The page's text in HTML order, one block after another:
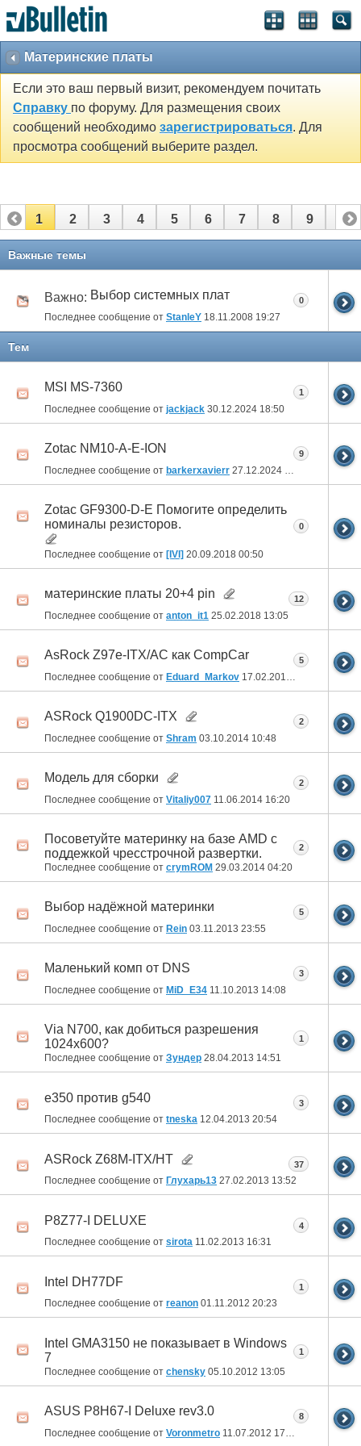
Материнские платы
Если это ваш первый визит, рекомендуем почитать
Справку по форуму. Для размещения своих
сообщений необходимо зарегистрироваться. Для
просмотра сообщений выберите раздел.
1 2 3 4 5 6 7 8 9 10
11
Важные темы
Важно: Выбор системных плат
Последнее сообщение от StanleY 18.11.2008 19:27
0
Тем
MSI MS-7360
Последнее сообщение от jackjack 30.12.2024 18:50
1
Zotac NM10-A-E-ION
Последнее сообщение от barkerxavierr 27.12.2024
9
Zotac GF9300-D-E Помогите определить
номиналы резисторов.
Последнее сообщение от [IVI] 20.09.2018 00:50
0
материнские платы 20+4 pin
Последнее сообщение от anton_it1 25.02.2018 13:05
12
AsRock Z97e-ITX/AC как CompCar
Последнее сообщение от Eduard_Markov 17.02.2018 01:50
5
ASRock Q1900DC-ITX
Последнее сообщение от Shram 03.10.2014 10:48
2
Модель для сборки
Последнее сообщение от Vitaliy007 11.06.2014 16:20
2
Посоветуйте материнку на базе AMD с
поддежкой чресстрочной развертки.
Последнее сообщение от crymROM 29.03.2014 04:20
2
Выбор надёжной материнки
Последнее сообщение от Rein 03.11.2013 23:55
5
Маленький комп от DNS
Последнее сообщение от MiD_E34 11.10.2013 14:08
3
Via N700, как добиться разрешения
1024х600?
Последнее сообщение от Зундер 28.04.2013 14:51
1
e350 против g540
Последнее сообщение от tneska 12.04.2013 20:54
3
ASRock Z68M-ITX/HT
Последнее сообщение от Глухарь13 27.02.2013 13:52
37
P8Z77-I DELUXE
Последнее сообщение от sirota 11.02.2013 16:31
4
Intel DH77DF
Последнее сообщение от reanon 01.11.2012 20:23
1
Intel GMA3150 не показывает в Windows
7
Последнее сообщение от chensky 05.10.2012 13:05
1
ASUS P8H67-I Deluxe rev3.0
Последнее сообщение от Voronmetro 11.07.2012 17:03
8